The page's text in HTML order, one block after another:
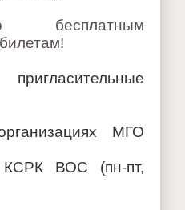
МГО
ВОС (пн-пт,